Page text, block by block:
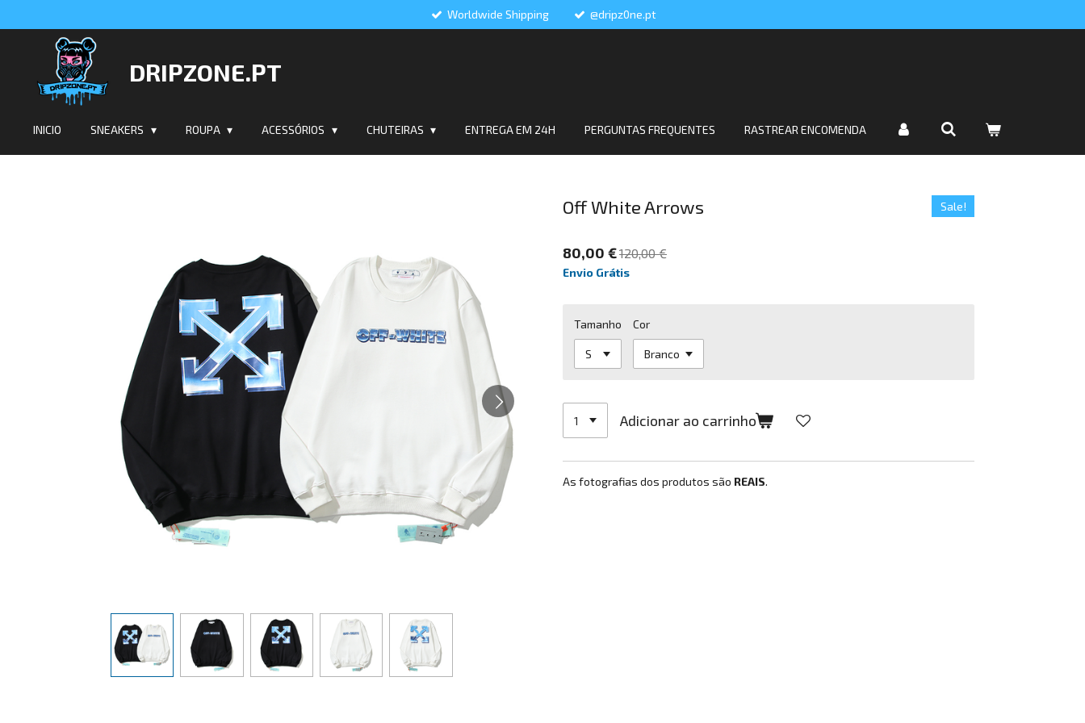
conteúdo
principal
Worldwide Shipping @dripz0ne.pt
DRIPZONE.PT
INICIO SNEAKERS ROUPA ACESSÓRIOS CHUTEIRAS ENTREGA EM 24H PERGUNTAS FREQUENTES RASTREAR ENCOMENDA
Off White Arrows Sale!
80,00 €120,00 €
Envio Grátis
Tamanho Cor
Adicionar ao carrinho
As fotografias dos produtos são REAIS.